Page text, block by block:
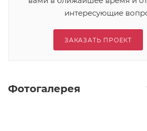
интересующие
ЗАКАЗАТЬ ПРОЕКТ
Фотогалерея